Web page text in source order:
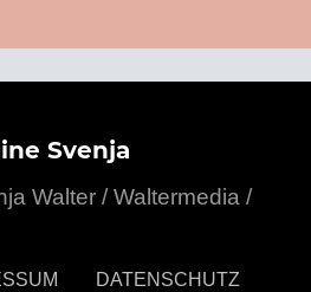
Svenja
DATENSCHUTZ
Walter / Waltermedia /